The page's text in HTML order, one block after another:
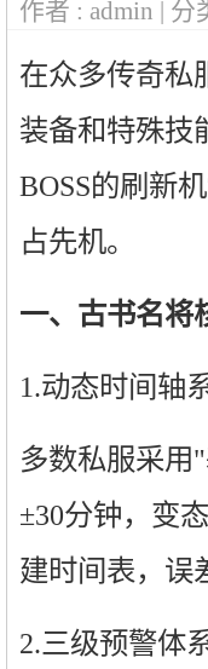
作者 : admin |
在众多传奇私
装备和特殊技
BOSS的刷新
占先机。
一、古书名将
1.动态时间轴
多数私服采用
±30分钟，变
建时间表，误
2.三级预警体